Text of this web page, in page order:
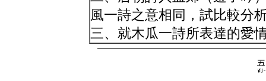
風一詩之意相同，試比較分
三、就木瓜一詩所表達的愛